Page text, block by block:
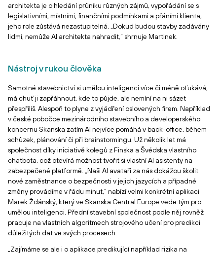
architekta je o hledání průniku různých zájmů, vypořádání se s
legislativními, místními, finančními podmínkami a přáními klienta,
jeho role zůstává nezastupitelná. „Dokud budou stavby zadávány
lidmi, nemůže AI architekta nahradit,“ shrnuje Martinek.
Nástroj v rukou člověka
Samotné stavebnictví si umělou inteligenci více či méně oťukává,
má chuť ji zapřáhnout, kde to půjde, ale nemíní na ni sázet
přespříliš. Alespoň to plyne z vyjádření oslovených firem. Například
v české pobočce mezinárodního stavebního a developerského
koncernu Skanska zatím AI nejvíce pomáhá v back-office, během
schůzek, plánování či při brainstormingu. Už několik let má
společnost díky iniciativě kolegů z Finska a Švédska vlastního
chatbota, což otevírá možnost tvořit si vlastní AI asistenty na
zabezpečené platformě. „Naši AI avataři za nás dokážou školit
nové zaměstnance o bezpečnosti v jejich jazycích a případné
změny provádíme v řádu minut,“ nabízí velmi konkrétní aplikaci
Marek Ždánský, který ve Skanska Central Europe vede tým pro
umělou inteligenci. Přední stavební společnost podle něj rovněž
pracuje na vlastních algoritmech strojového učení pro predikci
důležitých dat ve svých procesech.
„Zajímáme se ale i o aplikace predikující například rizika na